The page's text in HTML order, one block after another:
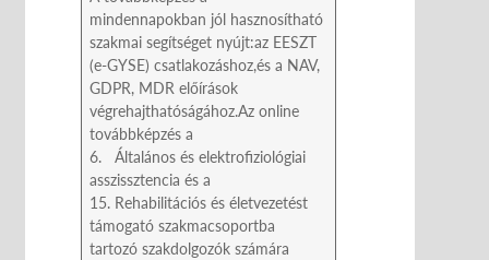
mindennapokban jól hasznosítható
szakmai segítséget nyújt:az EESZT
(e-GYSE) csatlakozáshoz,és a NAV,
GDPR, MDR előírások
végrehajthatóságához.Az online
továbbképzés a
6. Általános és elektrofiziológiai
asszissztencia és a
15. Rehabilitációs és életvezetést
támogató szakmacsoportba
tartozó szakdolgozók számára